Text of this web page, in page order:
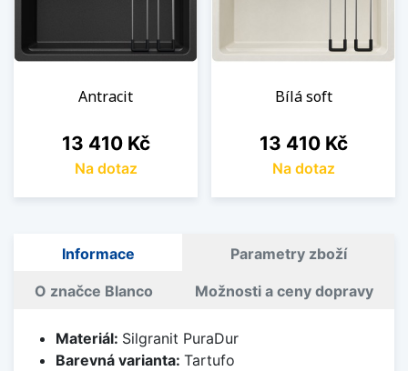
Antracit
Cena
13 410 Kč
Na dotaz
Bílá soft
Cena
13 410 Kč
Na dotaz
Informace Parametry zboží
O značce Blanco Možnosti a ceny dopravy
Materiál: Silgranit PuraDur
Barevná varianta: Tartufo